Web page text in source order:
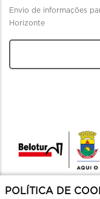
Envio de informações
Horizonte
POLÍTICA DE